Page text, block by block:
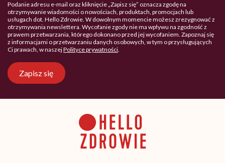
Podanie adresu e-mail oraz kliknięcie „Zapisz się” oznacza zgodę na
otrzymywanie wiadomości o nowościach, produktach, promocjach lub
usługach dot. Hello Zdrowie. W dowolnym momencie możesz zrezygnować z
otrzymywania newslettera. Wycofanie zgody nie ma wpływu na zgodność z
prawem przetwarzania, którego dokonano przed jej wycofaniem. Zapoznaj się
z informacjami o przetwarzaniu danych osobowych, w tym o przysługujących
Ci prawach, w naszejPolityce prywatności.
Zapisz się